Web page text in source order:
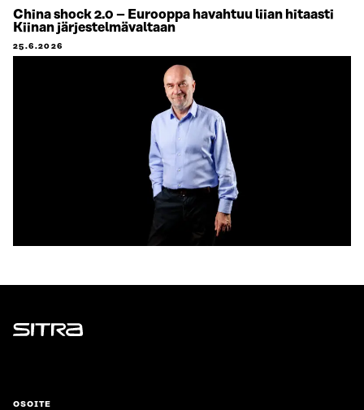
China shock 2.0 – Eurooppa havahtuu liian hitaasti
Kiinan järjestelmävaltaan
25.6.2026
Sitra
OSOITE